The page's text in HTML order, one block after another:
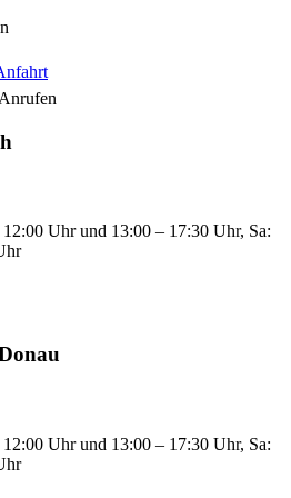
Anrufen
Uhr und 13:00 – 17:30 Uhr, Sa:
Uhr und 13:00 – 17:30 Uhr, Sa: